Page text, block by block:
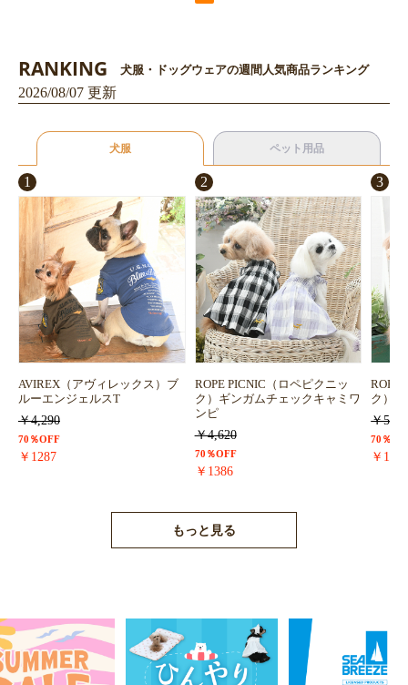
RANKING 犬服・ドッグウェアの週間人気商品ランキング
2026/08/07 更新
犬服 ペット用品
1
AVIREX（アヴィレックス）ブ
ルーエンジェルスT
￥4,290
70％OFF
￥1287
2
ROPE PICNIC（ロペピクニッ
ク）ギンガムチェックキャミワ
ンピ
￥4,620
70％OFF
￥1386
3
ROPE
ク）
￥
70％
￥
もっと見る